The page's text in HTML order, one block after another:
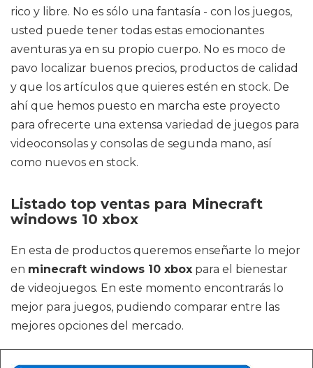
rico y libre. No es sólo una fantasía - con los juegos,
usted puede tener todas estas emocionantes
aventuras ya en su propio cuerpo. No es moco de
pavo localizar buenos precios, productos de calidad
y que los artículos que quieres estén en stock. De
ahí que hemos puesto en marcha este proyecto
para ofrecerte una extensa variedad de juegos para
videoconsolas y consolas de segunda mano, así
como nuevos en stock.
Listado top ventas para Minecraft
windows 10 xbox
En esta de productos queremos enseñarte lo mejor
en minecraft windows 10 xbox para el bienestar
de videojuegos. En este momento encontrarás lo
mejor para juegos, pudiendo comparar entre las
mejores opciones del mercado.